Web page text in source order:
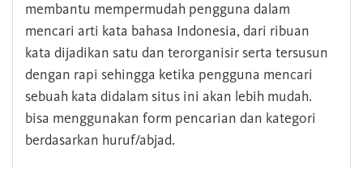
membantu mempermudah pengguna dalam
mencari arti kata bahasa Indonesia, dari ribuan
kata dijadikan satu dan terorganisir serta tersusun
dengan rapi sehingga ketika pengguna mencari
sebuah kata didalam situs ini akan lebih mudah.
bisa menggunakan form pencarian dan kategori
berdasarkan huruf/abjad.